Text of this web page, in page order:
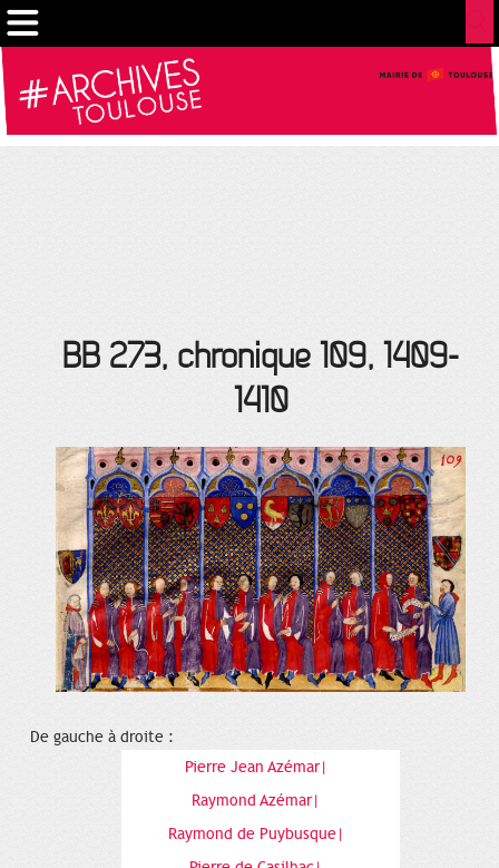
BB 273, chronique 109, 1409-
1410
De gauche à droite :
Pierre Jean Azémar|
Raymond Azémar|
Raymond de Puybusque|
Cookies management panel